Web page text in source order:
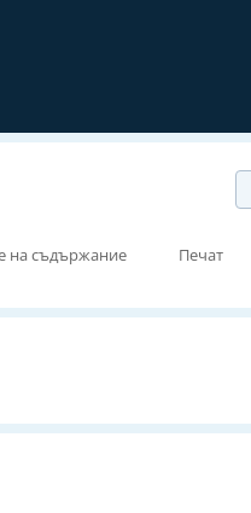
на съдържание Печат